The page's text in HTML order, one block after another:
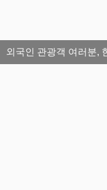
외국인 관광객 여러분,